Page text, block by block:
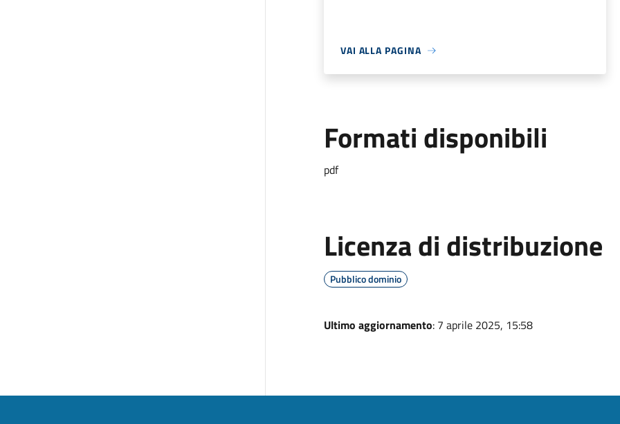
VAI ALLA PAGINA
Formati disponibili
pdf
Licenza di distribuzione
Pubblico dominio
Ultimo aggiornamento: 7 aprile 2025, 15:58